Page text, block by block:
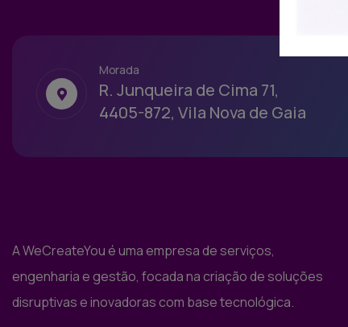
Morada
R. Junqueira de Cima 71,
4405-872, Vila Nova de Gaia
A WeCreateYou é uma empresa de serviços,
engenharia e gestão, focada na criação de soluções
disruptivas e inovadoras com base tecnológica.